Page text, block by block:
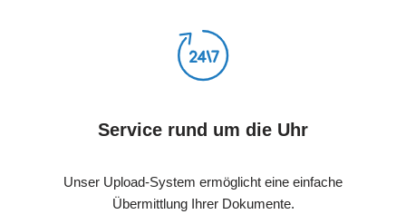
Service rund um die Uhr
Unser Upload-System ermöglicht eine einfache
Übermittlung Ihrer Dokumente.